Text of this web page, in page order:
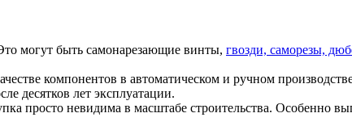
могут быть самонарезающие винты, гвозди, саморезы,
компонентов в автоматическом и ручном
десятков лет эксплуатации.
просто невидима в масштабе строительства. Особенно